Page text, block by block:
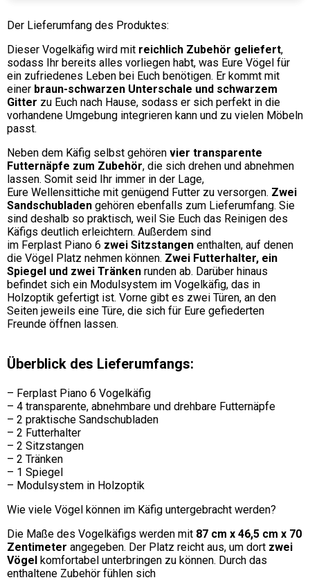
Der Lieferumfang des Produktes:
Dieser Vogelkäfig wird mit reichlich Zubehör geliefert,
sodass Ihr bereits alles vorliegen habt, was Eure Vögel für
ein zufriedenes Leben bei Euch benötigen. Er kommt mit
einer braun-schwarzen Unterschale und schwarzem
Gitter zu Euch nach Hause, sodass er sich perfekt in die
vorhandene Umgebung integrieren kann und zu vielen Möbeln
passt.
Neben dem Käfig selbst gehören vier transparente
Futternäpfe zum Zubehör, die sich drehen und abnehmen
lassen. Somit seid Ihr immer in der Lage,
Eure Wellensittiche mit genügend Futter zu versorgen. Zwei
Sandschubladen gehören ebenfalls zum Lieferumfang. Sie
sind deshalb so praktisch, weil Sie Euch das Reinigen des
Käfigs deutlich erleichtern. Außerdem sind
im Ferplast Piano 6 zwei Sitzstangen enthalten, auf denen
die Vögel Platz nehmen können. Zwei Futterhalter, ein
Spiegel und zwei Tränken runden ab. Darüber hinaus
befindet sich ein Modulsystem im Vogelkäfig, das in
Holzoptik gefertigt ist. Vorne gibt es zwei Türen, an den
Seiten jeweils eine Türe, die sich für Eure gefiederten
Freunde öffnen lassen.
Überblick des Lieferumfangs:
– Ferplast Piano 6 Vogelkäfig
– 4 transparente, abnehmbare und drehbare Futternäpfe
– 2 praktische Sandschubladen
– 2 Futterhalter
– 2 Sitzstangen
– 2 Tränken
– 1 Spiegel
– Modulsystem in Holzoptik
Wie viele Vögel können im Käfig untergebracht werden?
Die Maße des Vogelkäfigs werden mit 87 cm x 46,5 cm x 70
Zentimeter angegeben. Der Platz reicht aus, um dort zwei
Vögel komfortabel unterbringen zu können. Durch das
enthaltene Zubehör fühlen sich